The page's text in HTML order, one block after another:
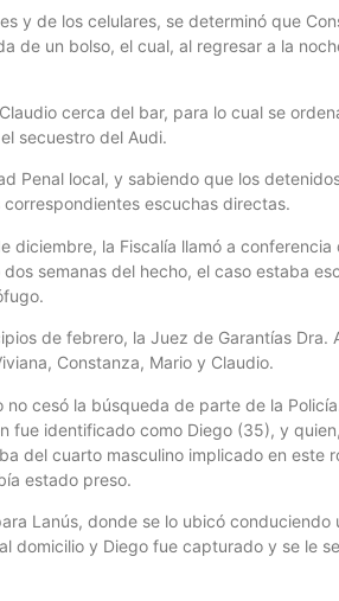
y de los celulares, se determinó que
de un bolso, el cual, al regresar a la
cerca del bar, para lo cual se
secuestro del Audi.
Penal local, y sabiendo que los
escuchas directas.
diciembre, la Fiscalía llamó a
semanas del hecho, el caso estaba
de febrero, la Juez de Garantías Dra.
Constanza, Mario y Claudio.
no cesó la búsqueda de parte de la
fue identificado como Diego (35), y
del cuarto masculino implicado en este
estado preso.
Lanús, donde se lo ubicó conduciendo
domicilio y Diego fue capturado y se le